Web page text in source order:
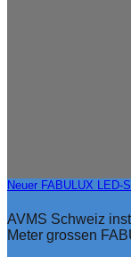
Neuer FABULUX LED-
AVMS Schweiz
Meter grossen